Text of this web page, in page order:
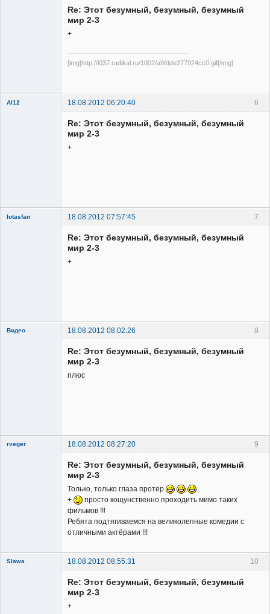
Re: Этот безумный, безумный, безумный
мир 2-3
+
[img]http://i037.radikal.ru/1002/a9/dde277924cc0.gif[/img]
6
Al12
18.08.2012 06:20:40
Re: Этот безумный, безумный, безумный
мир 2-3
+
7
lotasfan
18.08.2012 07:57:45
Re: Этот безумный, безумный, безумный
мир 2-3
+
8
Видео 18.08.2012 08:02:26
Re: Этот безумный, безумный, безумный
мир 2-3
плюс
9
rveger 18.08.2012 08:27:20
Re: Этот безумный, безумный, безумный
мир 2-3
Только, только глаза протёр
+
просто кощунственно проходить мимо таких
фильмов !!!
Ребята подтягиваемся на великолепные комедии с
отличными актёрами !!!
10
Slawa
18.08.2012 08:55:31
Re: Этот безумный, безумный, безумный
мир 2-3
+